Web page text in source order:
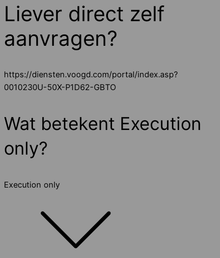
Liever direct zelf
aanvragen?
https://diensten.voogd.com/portal/index.asp?
0010230U-50X-P1D62-GBTO
Wat betekent Execution
only?
Execution only